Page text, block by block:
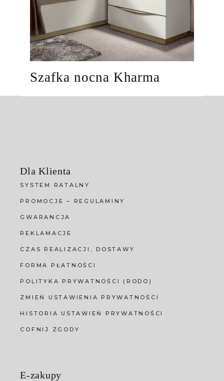
Szafka nocna Kharma
Dla Klienta
SYSTEM RATALNY
PROMOCJE – REGULAMINY
GWARANCJA
REKLAMACJE
CZAS REALIZACJI, DOSTAWY
FORMA PŁATNOŚCI
POLITYKA PRYWATNOŚCI (RODO)
ZMIEŃ USTAWIENIA PRYWATNOŚCI
HISTORIA USTAWIEŃ PRYWATNOŚCI
COFNIJ ZGODY
E-zakupy